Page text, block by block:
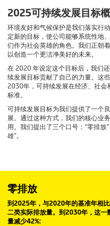
2025可持续发展目标
环境友好和气候保护是我们落实行
定新的目标，使公司能够系统性地
们作为社会英雄的角色。我们正朝
以创造一个更洁净美好的未来。
在 2020 年设定这个目标后，我们
续发展目标贡献了自己的力量。这
2030年，可持续发展在经济、社
标准。
可持续发展目标为我们提供了一个
展。通过这种方式，我们的核心业
用。我们提出了三个口号：“零排放
雄”。
零排放
到2025年，与2020年的基准年相
二类实际排放量。到2030年，这一
量减少42%: